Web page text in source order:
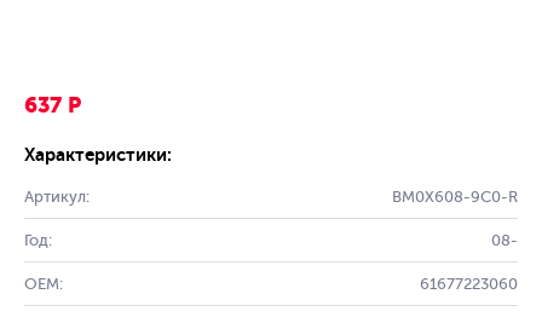
637 Р
Характеристики:
Артикул: BM0X608-9C0-R
Год: 08-
OEM: 61677223060